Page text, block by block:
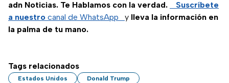
adn Noticias. Te Hablamos con la verdad.
Suscríbete
a nuestro canal de WhatsApp y lleva la información en
la palma de tu mano.
Tags relacionados
Estados Unidos Donald Trump